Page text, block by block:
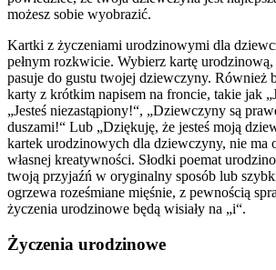
możesz sobie wyobrazić.
Kartki z życzeniami urodzinowymi dla
pełnym rozkwicie. Wybierz kartę urodzinową,
pasuje do gustu twojej dziewczyny. Również
karty z krótkim napisem na froncie, takie jak
„Jesteś niezastąpiony!“, „Dziewczyny są
duszami!“ Lub „Dziękuję, że jesteś moją
kartek urodzinowych dla dziewczyny, nie ma
własnej kreatywności. Słodki poemat
twoją przyjaźń w oryginalny sposób lub
ogrzewa roześmiane mięśnie, z pewnością
życzenia urodzinowe będą wisiały na „i“.
Życzenia urodzinowe